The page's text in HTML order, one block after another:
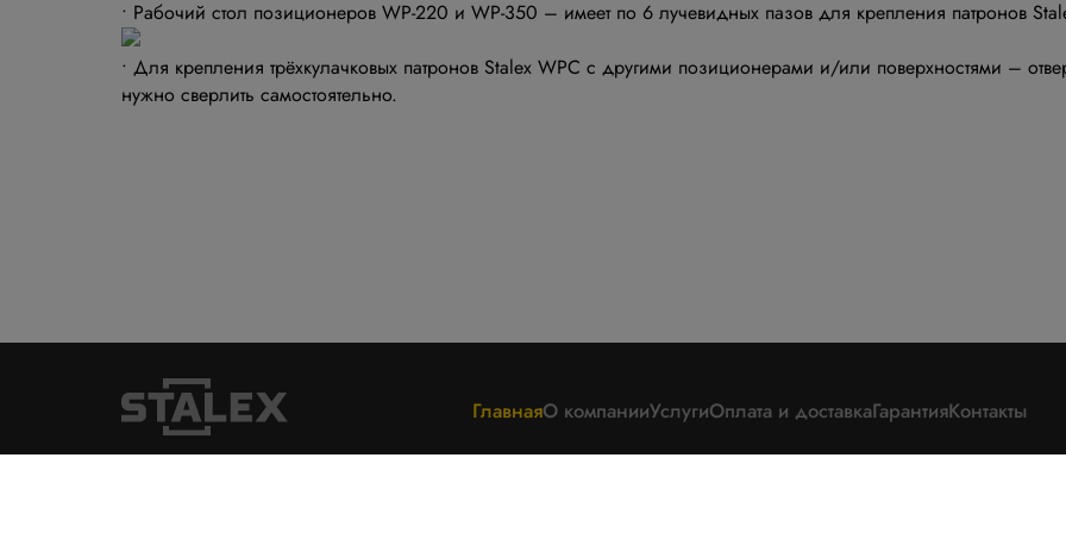
• Рабочий стол позиционеров WP-220 и WP-350 – имеет по 6 лучевидных пазов для крепления патронов
• Для крепления трёхкулачковых патронов Stalex WPC с другими позиционерами и/или поверхностями –
нужно сверлить самостоятельно.
ГлавнаяО компанииУслугиОплата и доставкаГарантияКонтакты